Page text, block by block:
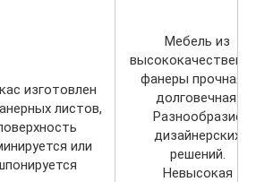
изготовлен
листов,
или
Мебель из
фанеры прочная и
долговечная.
Разнообразие
дизайнерских
решений.
Невысокая